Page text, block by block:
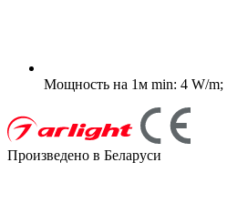
Мощность на 1м min: 4 W/m;
Произведено в Беларуси